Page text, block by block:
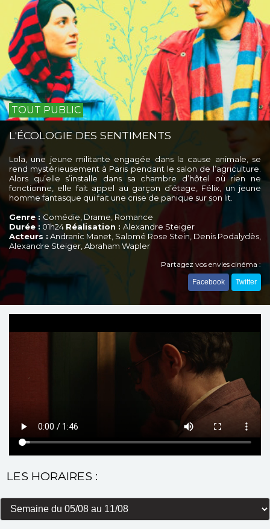
TOUT PUBLIC
L'ÉCOLOGIE DES SENTIMENTS
Lola, une jeune militante engagée dans la cause animale, se
rend mystérieusement à Paris pendant le salon de l’agriculture.
Alors qu’elle s’installe dans sa chambre d’hôtel où rien ne
fonctionne, elle fait appel au garçon d’étage, Félix, un jeune
homme fantasque qui fait une crise de panique sur son lit.
Genre : Comédie, Drame, Romance
Durée : 01h24 Réalisation : Alexandre Steiger
Acteurs : Andranic Manet, Salomé Rose Stein, Denis Podalydès,
Alexandre Steiger, Abraham Wapler
Partagez vos envies cinéma :
Facebook Twitter
LES HORAIRES :